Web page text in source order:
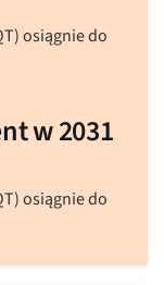
osiągnie do
w 2031
osiągnie do